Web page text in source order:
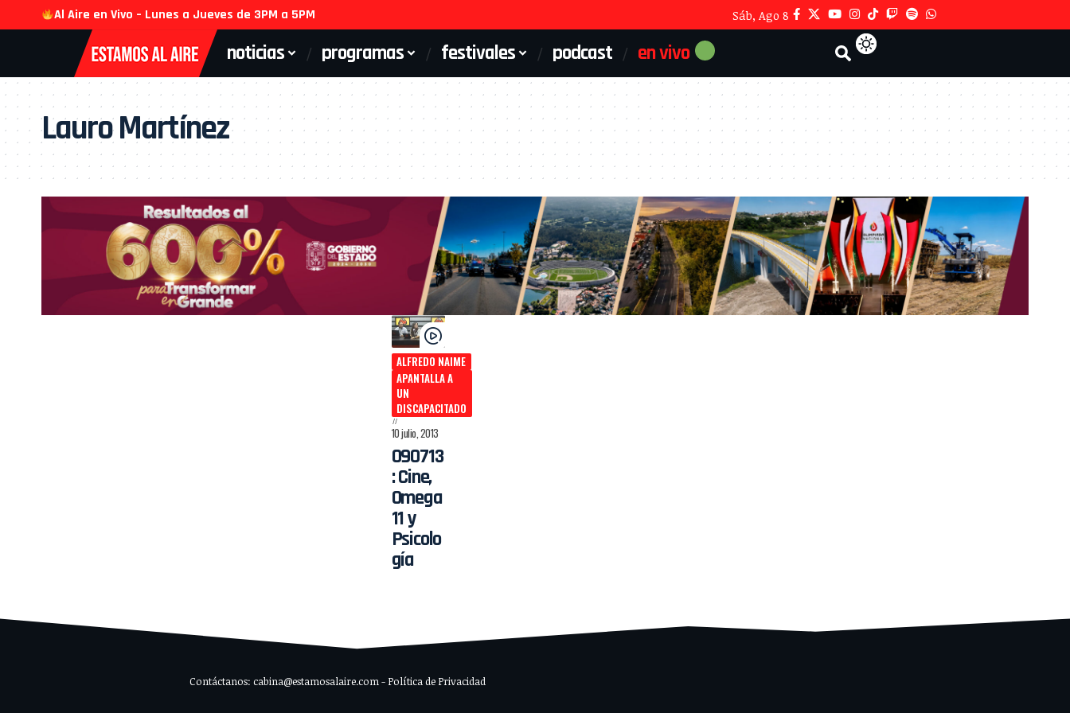
Al Aire en Vivo – Lunes a Jueves de 3PM a 5PM Sáb, Ago 8
noticias programas festivales podcast en vivo
Lauro Martínez
ALFREDO NAIME
APANTALLA A
UN
DISCAPACITADO
10 julio, 2013
090713
: Cine,
Omega
11 y
Psicolo
gía
Contáctanos: cabina@estamosalaire.com - Política de Privacidad